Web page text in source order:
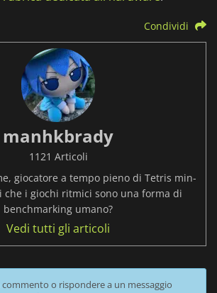
Condividi
manhkbrady
1121 Articoli
giocatore a tempo pieno di Tetris min-
che i giochi ritmici sono una forma di
benchmarking umano?
Vedi tutti gli articoli
o rispondere a un messaggio